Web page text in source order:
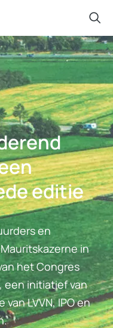
editie
en
in
het Congres
een initiatief van
van LVVN, IPO en